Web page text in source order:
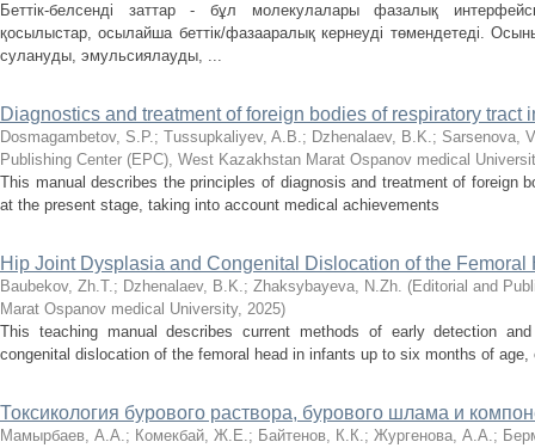
Беттік-белсенді заттар - бұл молекулалары фазалық
қосылыстар, осылайша беттік/фазааралық кернеуді төмендетеді.
сулануды, эмульсиялауды, ...
Diagnostics and treatment of foreign bodies of respiratory tract
Dosmagambetov, S.P.; Tussupkaliyev, A.B.; Dzhenalaev, B.K.; Sarsenova,
Publishing Center (EPC), West Kazakhstan Marat Ospanov medical
This manual describes the principles of diagnosis and treatment of foreign
at the present stage, taking into account medical achievements
Hip Joint Dysplasia and Congenital Dislocation of the Femoral
Baubekov, Zh.T.; Dzhenalaev, B.K.; Zhaksybayeva, N.Zh. (Editorial and
Marat Ospanov medical University, 2025)
This teaching manual describes current methods of early detection
congenital dislocation of the femoral head in infants up to six months of
Токсикология бурового раствора, бурового шлама и
Мамырбаев, А.А.; Комекбай, Ж.Е.; Байтенов, К.К.; Жургенова, А.А.;